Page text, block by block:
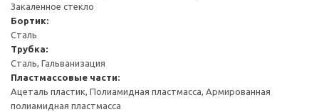
Закаленное стекло
Бортик:
Сталь
Трубка:
Сталь, Гальванизация
Пластмассовые части:
Ацеталь пластик, Полиамидная пластмасса, Армированная
полиамидная пластмасса